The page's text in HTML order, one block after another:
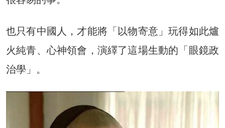
也只有中國人，才能將「以物寄意」玩得如此爐
火純青、心神領會，演繹了這場生動的「眼鏡政
治學」。